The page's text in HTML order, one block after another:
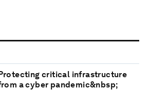
Protecting critical infrastructure
a cyber pandemic&nbsp;